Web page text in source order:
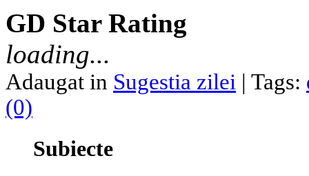
GD Star Rating
loading...
Adaugat in Sugestia zilei | Tags:
(0)
Subiecte